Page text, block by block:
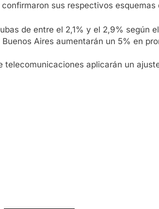
sus respectivos
de entre el 2,1% y el 2,9% según
Aires aumentarán un 5% en
aplicarán un